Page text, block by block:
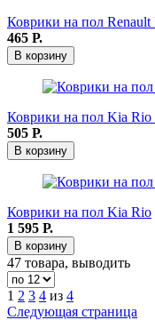
Коврики на пол Renault
465 Р.
В корзину
Коврики на пол Kia Rio
505 Р.
В корзину
Коврики на пол Kia Rio
1 595 Р.
В корзину
47 товара, выводить
1 2 3 4 из 4
Следующая страница